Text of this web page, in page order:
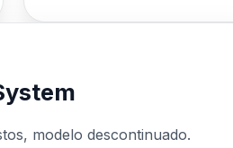
modelo descontinuado.